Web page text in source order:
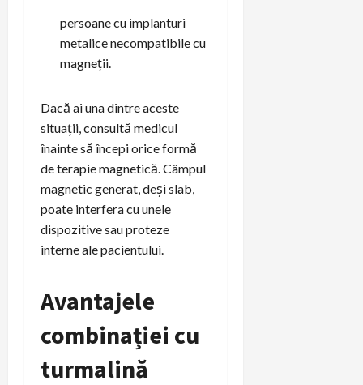
persoane cu implanturi
metalice necompatibile cu
magneții.
Dacă ai una dintre aceste
situații, consultă medicul
înainte să începi orice formă
de terapie magnetică. Câmpul
magnetic generat, deși slab,
poate interfera cu unele
dispozitive sau proteze
interne ale pacientului.
Avantajele
combinației cu
turmalină